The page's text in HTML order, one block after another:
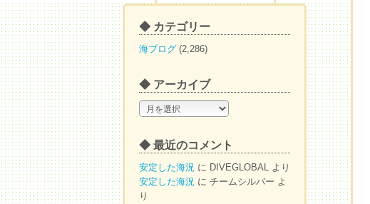
◆ カテゴリー
海ブログ (2,286)
◆ アーカイブ
◆
ア
カ
イ
ブ
◆ 最近のコメント
安定した海況 に DIVEGLOBAL より
安定した海況 に チームシルバー よ
り